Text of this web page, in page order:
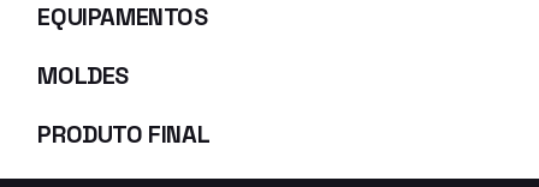
EQUIPAMENTOS
MOLDES
PRODUTO FINAL